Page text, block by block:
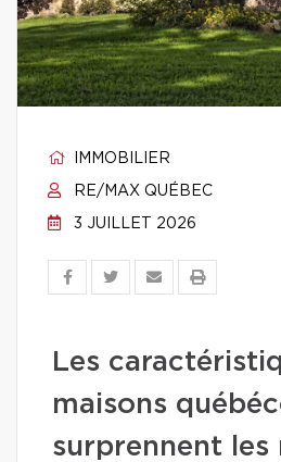
IMMOBILIER
RE/MAX QUÉBEC
3 JUILLET 2026
Les
maisons
surprennent les